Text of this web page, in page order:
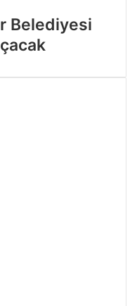
Belediyesi